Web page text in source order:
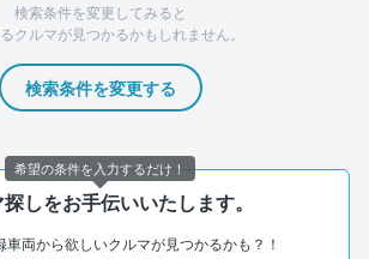
検索条件を変更してみると
クルマが見つかるかもしれません。
検索条件を変更する
しをお手伝いいたします。
車両から欲しいクルマが見つかるかも？！
希望の条件を入力するだけ！